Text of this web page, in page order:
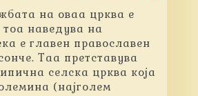
на оваа црква е
тоа наведува на
е главен православен
Таа претставува
селска црква која
(најголем